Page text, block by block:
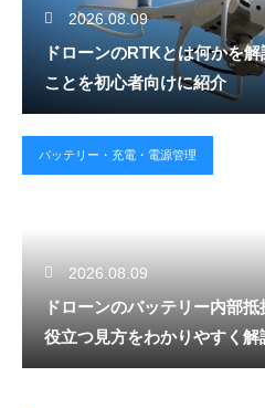
2026.08.09
ドローンのRTKとは何かを
ことを初心者向けに紹介
バッテリー・充電・電源管理
2026.08.09
ドローンのバッテリー内部
役立つ見方をわかりやすく解